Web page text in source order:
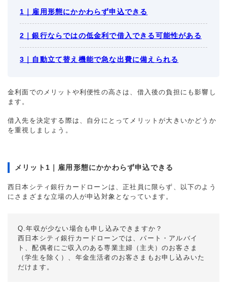
1｜雇用形態にかかわらず申込できる
2｜銀行ならではの低金利で借入できる可能性がある
3｜自動立て替え機能で急な出費に備えられる
金利面でのメリットや利便性の高さは、借入後の負担にも影響し
ます。
借入先を決定する際は、自分にとってメリットが大きいかどうか
を重視しましょう。
メリット1｜雇用形態にかかわらず申込できる
西日本シティ銀行カードローンは、正社員に限らず、以下のよう
にさまざまな立場の人が申込対象となっています。
Q.年収が少ない場合も申し込みできますか？
西日本シティ銀行カードローンでは、パート・アルバイ
ト、配偶者にご収入のある専業主婦（主夫）のお客さま
（学生を除く）、年金生活者のお客さまもお申し込みいた
だけます。